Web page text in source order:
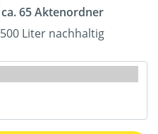
ca. 65 Aktenordner
500 Liter nachhaltig